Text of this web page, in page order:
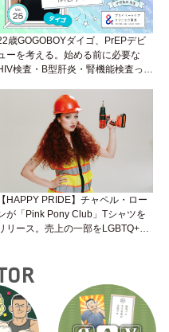
歳GOGOBOYダイゴ、PrEPデビ
ーを考える。始める前に必要な
検査・B型肝炎・腎機能検査っ
性トーク～聞きにくいことは小堀先
生に聞けばイイ！（Vol.25）
【HAPPY PRIDE】チャペル・ロー
が「Pink Pony Club」Tシャツを
リース。売上の一部をLGBTQ+＆